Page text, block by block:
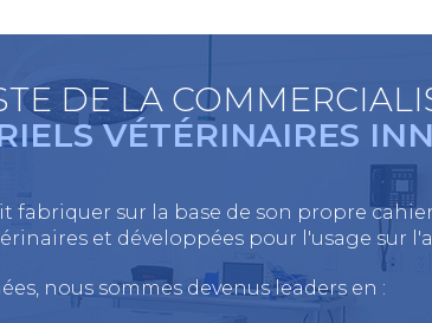
DE LA
VÉTÉRINAIRES
fabriquer sur la base de son propre
et développées pour l'usage sur
nous sommes devenus leaders en :